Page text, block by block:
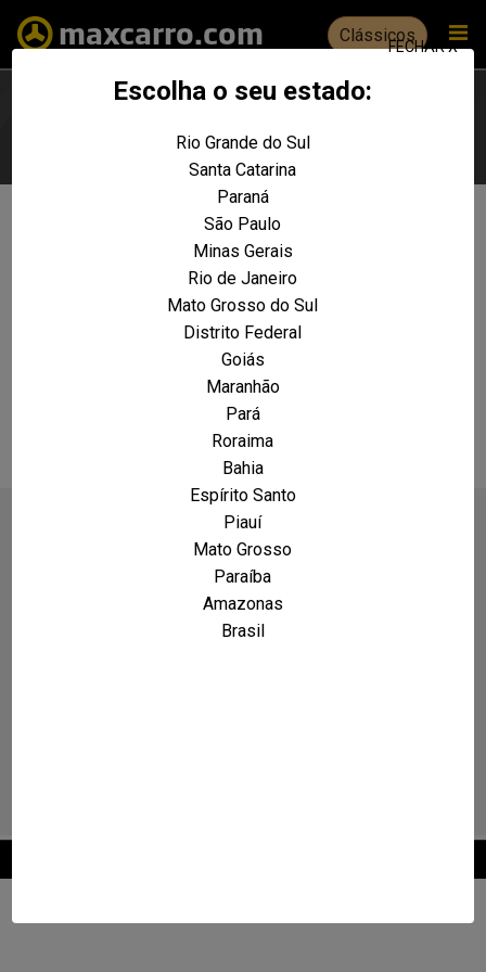
Escolha o seu estado:
FECHAR X
Rio Grande do Sul
Santa Catarina
Paraná
São Paulo
Minas Gerais
Rio de Janeiro
Mato Grosso do Sul
Distrito Federal
Goiás
Maranhão
Pará
Roraima
Bahia
Espírito Santo
Piauí
Mato Grosso
Paraíba
Amazonas
Brasil
Clássicos
Não foram encontrados resultados
para a sua pesquisa:
Ranger XLT 4.0 12v V6 210cv 4x4
REALIZE UMA NOVA PESQUISA E TENTE ENCONTRAR O VEÍCULO QUE VOCÊ